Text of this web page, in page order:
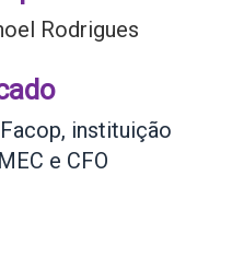
Rodrigues
instituição
e CFO